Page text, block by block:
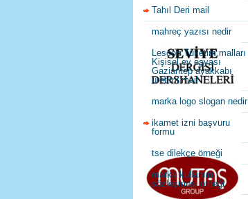
Tahıl Deri mail
mahreç yazısı nedir
Lescon Tüketim malları
Kişisel ev eşyası
Gaziantep ayakkabı
üretimi mail
marka logo slogan nedir
ikamet izni başvuru
formu
tse dilekçe örneği
marka kullanım
sözleşmesi örneği